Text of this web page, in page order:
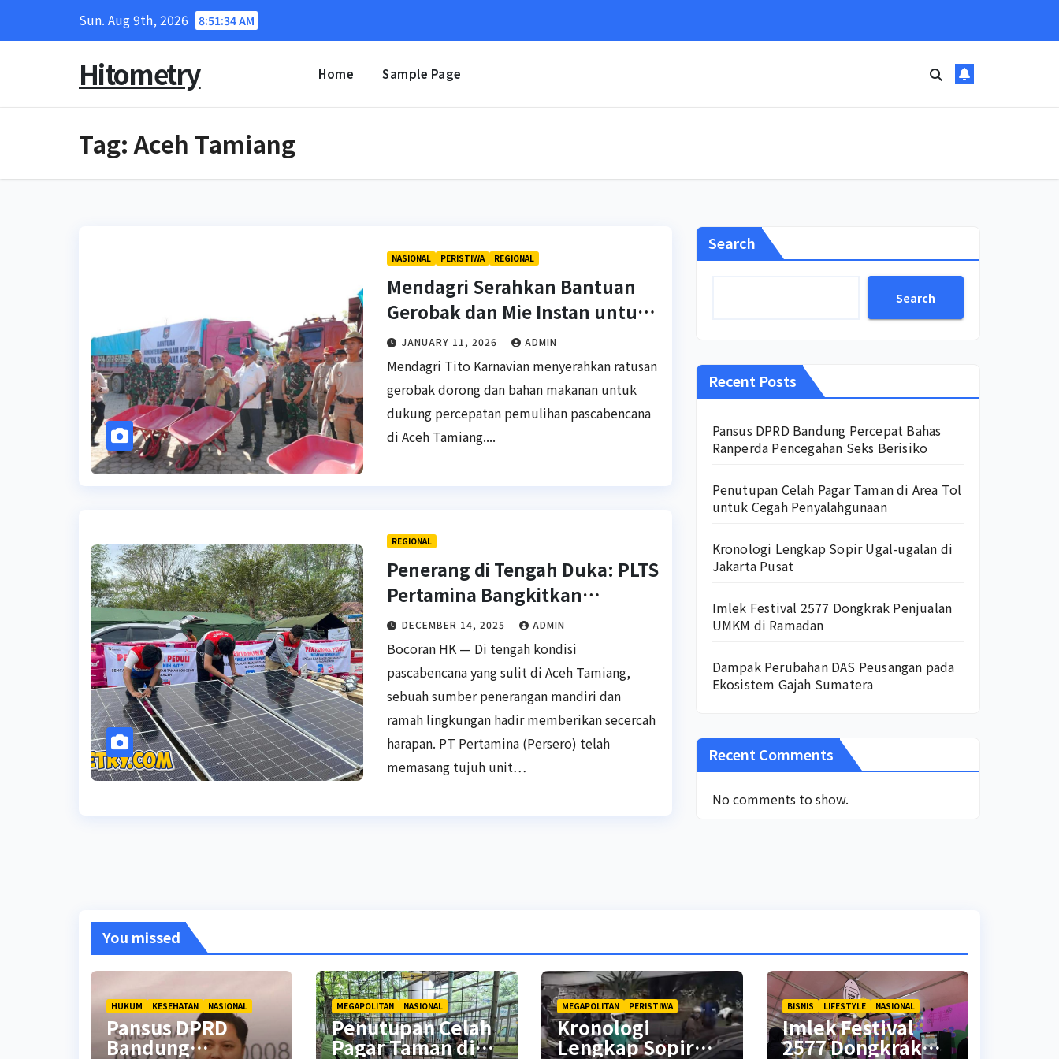
Sun. Aug 9th, 2026 8:51:35 AM
Hitometry Home Sample Page
Tag:Aceh Tamiang
NASIONAL PERISTIWA REGIONAL
Mendagri Serahkan Bantuan
Gerobak dan Mie Instan untuk
Aceh Tamiang
JANUARY 11, 2026 ADMIN
Mendagri Tito Karnavian menyerahkan ratusan
gerobak dorong dan bahan makanan untuk
dukung percepatan pemulihan pascabencana
di Aceh Tamiang....
REGIONAL
Penerang di Tengah Duka: PLTS
Pertamina Bangkitkan
Harapan di Tenda Pengungsian
Aceh Tamiang
DECEMBER 14, 2025 ADMIN
Bocoran HK — Di tengah kondisi
pascabencana yang sulit di Aceh Tamiang,
sebuah sumber penerangan mandiri dan
ramah lingkungan hadir memberikan secercah
harapan. PT Pertamina (Persero) telah
memasang tujuh unit…
Search
Search
Recent Posts
Pansus DPRD Bandung Percepat Bahas
Ranperda Pencegahan Seks Berisiko
Penutupan Celah Pagar Taman di Area Tol
untuk Cegah Penyalahgunaan
Kronologi Lengkap Sopir Ugal-ugalan di
Jakarta Pusat
Imlek Festival 2577 Dongkrak Penjualan
UMKM di Ramadan
Dampak Perubahan DAS Peusangan pada
Ekosistem Gajah Sumatera
Recent Comments
No comments to show.
You missed
HUKUM KESEHATAN NASIONAL
Pansus DPRD
Bandung
MEGAPOLITAN NASIONAL
Penutupan Celah
Pagar Taman di
MEGAPOLITAN PERISTIWA
Kronologi
Lengkap Sopir
BISNIS LIFESTYLE NASIONAL
Imlek Festival
2577 Dongkrak